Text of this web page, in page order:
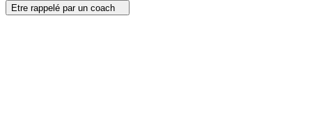
Etre rappelé par un coach